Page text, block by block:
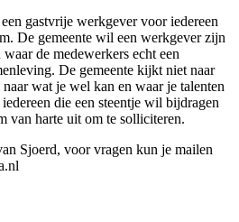
gastvrije werkgever voor iedereen
De gemeente wil een werkgever zijn
de medewerkers echt een
De gemeente kijkt niet naar
wat je wel kan en waar je talenten
die een steentje wil bijdragen
van harte uit om te solliciteren.
Sjoerd, voor vragen kun je mailen